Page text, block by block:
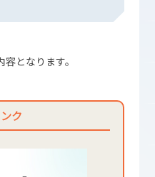
となります。
ク